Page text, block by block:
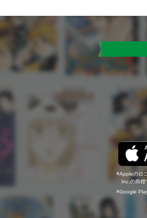
Appleのロ
Inc.の商標
Google